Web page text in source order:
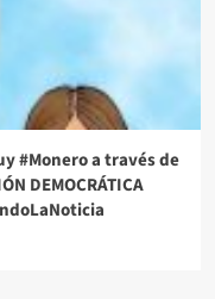
#Monero a través de
DEMOCRÁTICA